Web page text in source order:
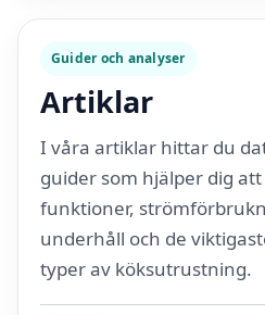
Guider och analyser
Artiklar
I våra artiklar hittar du
guider som hjälper dig
funktioner,
underhåll och de
typer av köksutrustning.